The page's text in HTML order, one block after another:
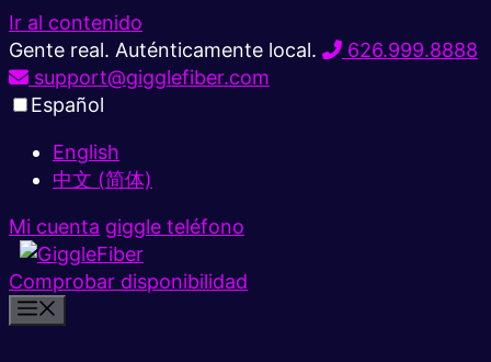
Ir al contenido
Gente real. Auténticamente local.
626.999.8888
support@gigglefiber.com
Español
English
中文 (简体)
Mi cuenta giggle teléfono
Comprobar disponibilidad